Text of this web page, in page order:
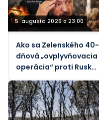
5. augusta 2026 o 23:00
Ako sa Zelenského 40-
dňová „ovplyvňovacia
operácia“ proti Rusku
rozpadla